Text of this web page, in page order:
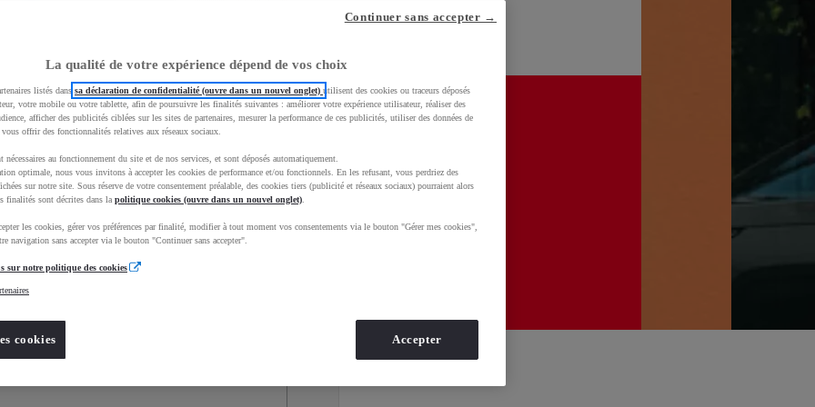
Services Concession
Occasions
La qualité de votre expérience dépend de vos choix
listés dans sa déclaration de confidentialité (ouvre dans un nouvel onglet) utilisent des cookies ou traceurs déposés
votre mobile ou votre tablette, afin de poursuivre les finalités suivantes : améliorer votre expérience utilisateur, réaliser des
afficher des publicités ciblées sur les sites de partenaires, mesurer la performance de ces publicités, utiliser des données de
offrir des fonctionnalités relatives aux réseaux sociaux.
nécessaires au fonctionnement du site et de nos services, et sont déposés automatiquement.
optimale, nous vous invitons à accepter les cookies de performance et/ou fonctionnels. En les refusant, vous perdriez des
sur notre site. Sous réserve de votre consentement préalable, des cookies tiers (publicité et réseaux sociaux) pourraient alors
finalités sont décrites dans la politique cookies (ouvre dans un nouvel onglet)
les cookies, gérer vos préférences par finalité, modifier à tout moment vos consentements via le bouton "Gérer mes cookies",
navigation sans accepter via le bouton "Continuer sans accepter".
sur notre politique des cookies
cookies
Continuer sans accepter →
Accepter